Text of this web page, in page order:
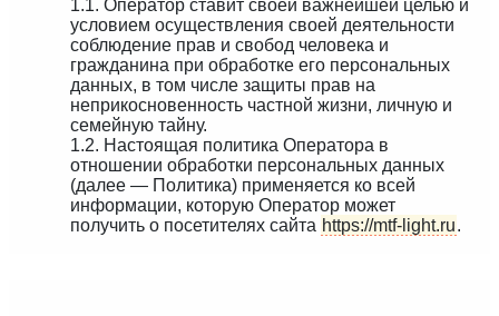
1.1. Оператор ставит своей важнейшей целью и
условием осуществления своей деятельности
соблюдение прав и свобод человека и
гражданина при обработке его персональных
данных, в том числе защиты прав на
неприкосновенность частной жизни, личную и
семейную тайну.
1.2. Настоящая политика Оператора в
отношении обработки персональных данных
(далее — Политика) применяется ко всей
информации, которую Оператор может
получить о посетителях сайта https://mtf-light.ru.